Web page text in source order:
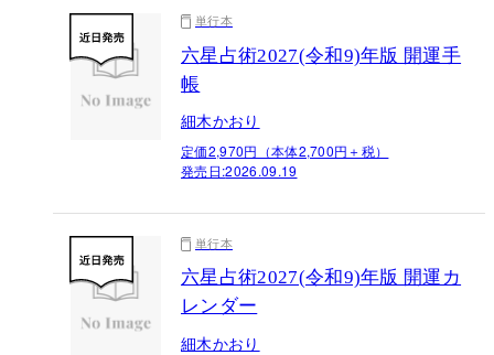
単行本
六星占術2027(令和9)年版 開運手
帳
細木かおり
定価2,970円（本体2,700円＋税）
発売日:2026.09.19
単行本
六星占術2027(令和9)年版 開運カ
レンダー
細木かおり